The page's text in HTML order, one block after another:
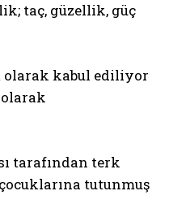
taç, güzellik, güç
olarak kabul ediliyor
tarafından terk
tutunmuş